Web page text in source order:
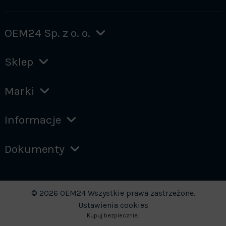
OEM24 Sp. z o. o.
Sklep
Marki
Informacje
Dokumenty
© 2026 OEM24 Wszystkie prawa zastrzeżone.
Ustawienia cookies
Kupuj bezpiecznie: